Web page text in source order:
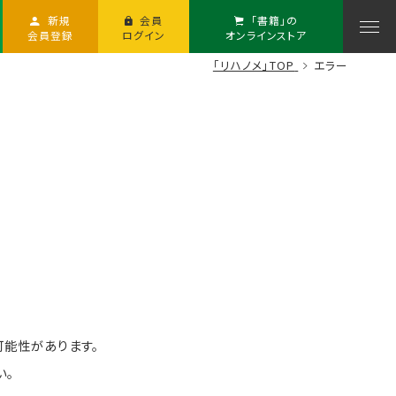
新規
会員登録
会員
ログイン
「書籍」の
オンラインストア
「リハノメ」TOP エラー
性があります。